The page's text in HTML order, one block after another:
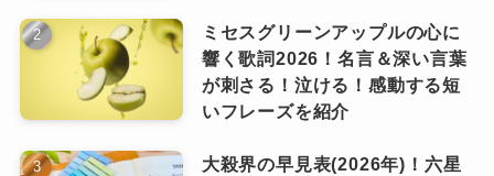
ミセスグリーンアップルの心に
響く歌詞2026！名言＆深い言葉
が刺さる！泣ける！感動する短
いフレーズを紹介
大殺界の早見表(2026年)！六星